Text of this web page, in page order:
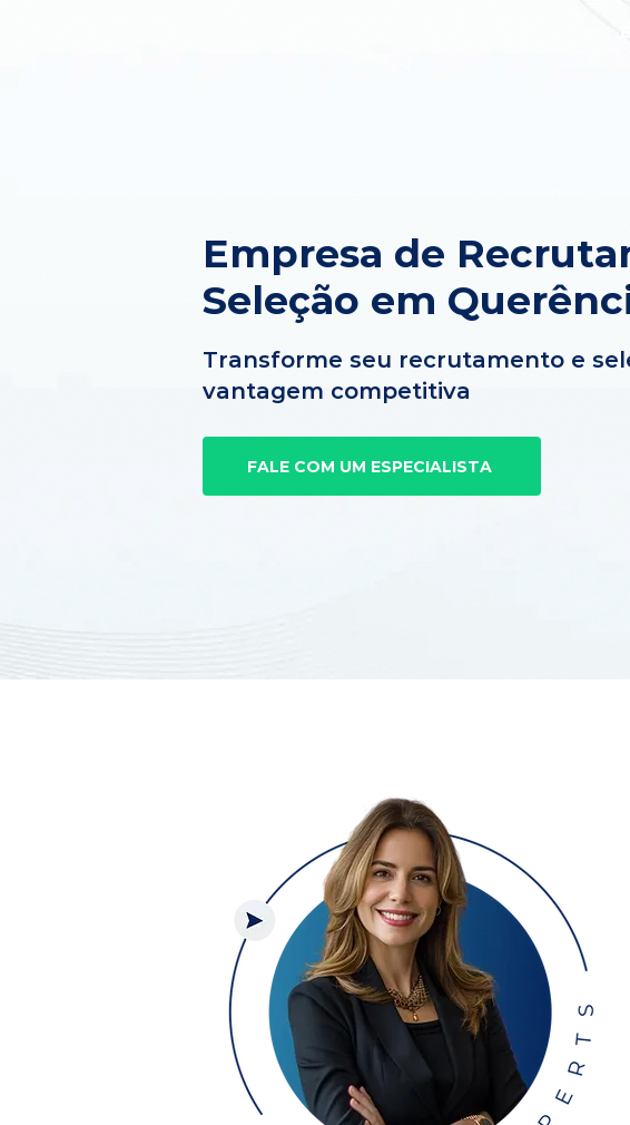
Empresa de
Seleção em
Transforme seu recrutamento e
vantagem competitiva
FALE COM UM ESPECIALISTA